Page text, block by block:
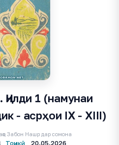
1 (намунаи
- асрҳои IX - XIII)
Забон
Тоҷикӣ
Нашр дар сомона
20.05.2026